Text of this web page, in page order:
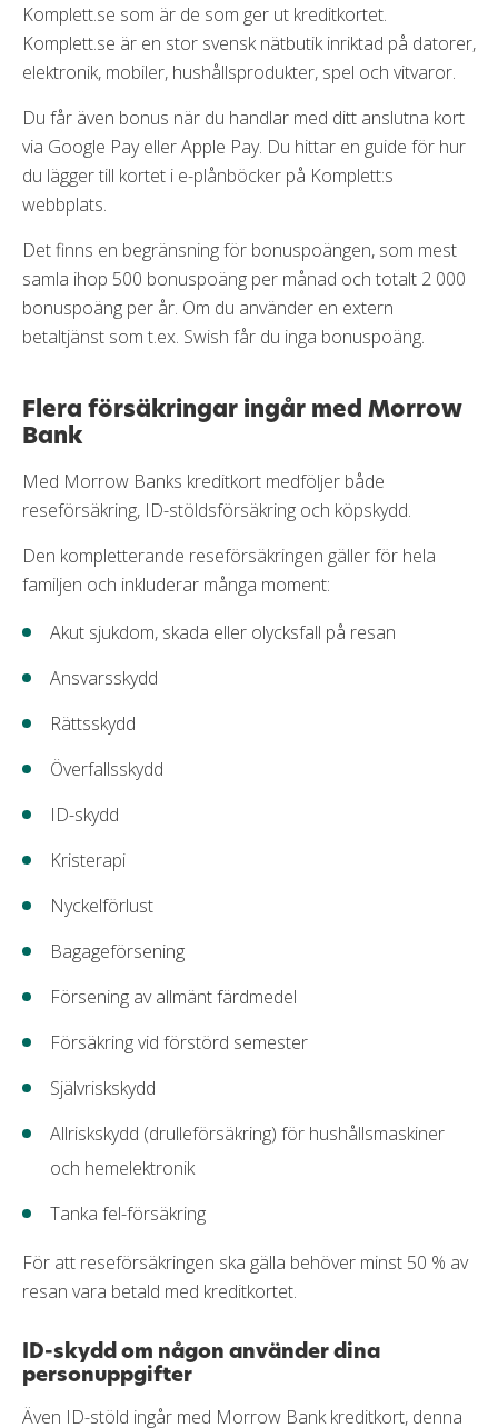
Komplett.se som är de som ger ut kreditkortet.
Komplett.se är en stor svensk nätbutik inriktad på datorer,
elektronik, mobiler, hushållsprodukter, spel och vitvaror.
Du får även bonus när du handlar med ditt anslutna kort
via Google Pay eller Apple Pay. Du hittar en guide för hur
du lägger till kortet i e-plånböcker på Komplett:s
webbplats.
Det finns en begränsning för bonuspoängen, som mest
samla ihop 500 bonuspoäng per månad och totalt 2 000
bonuspoäng per år. Om du använder en extern
betaltjänst som t.ex. Swish får du inga bonuspoäng.
Flera försäkringar ingår med Morrow
Bank
Med Morrow Banks kreditkort medföljer både
reseförsäkring, ID-stöldsförsäkring och köpskydd.
Den kompletterande reseförsäkringen gäller för hela
familjen och inkluderar många moment:
Akut sjukdom, skada eller olycksfall på resan
Ansvarsskydd
Rättsskydd
Överfallsskydd
ID-skydd
Kristerapi
Nyckelförlust
Bagageförsening
Försening av allmänt färdmedel
Försäkring vid förstörd semester
Självriskskydd
Allriskskydd (drulleförsäkring) för hushållsmaskiner
och hemelektronik
Tanka fel-försäkring
För att reseförsäkringen ska gälla behöver minst 50 % av
resan vara betald med kreditkortet.
ID-skydd om någon använder dina
personuppgifter
Även ID-stöld ingår med Morrow Bank kreditkort, denna